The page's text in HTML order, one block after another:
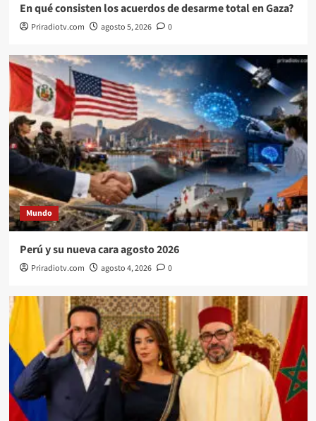
En qué consisten los acuerdos de desarme total en Gaza?
Priradiotv.com agosto 5, 2026 0
Mundo
Perú y su nueva cara agosto 2026
Priradiotv.com agosto 4, 2026 0